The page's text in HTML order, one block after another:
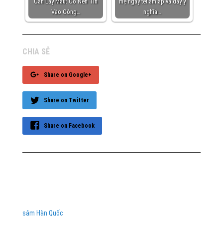
Vào Công…
nghĩa…
CHIA SẺ
Share on Google+
Share on Twitter
Share on Facebook
sâm Hàn Quốc